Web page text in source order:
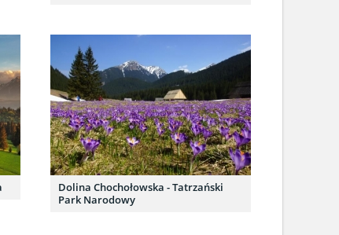
Dolina Chochołowska - Tatrzański
Park Narodowy